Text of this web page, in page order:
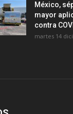
México,
mayor
contra
martes 14